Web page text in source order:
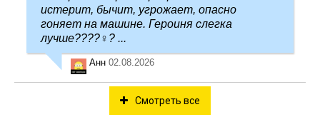
истерит, бычит, угрожает, опасно
гоняет на машине. Героиня слегка
лучше????‍♀️? ...
Анн 02.08.2026
Смотреть все